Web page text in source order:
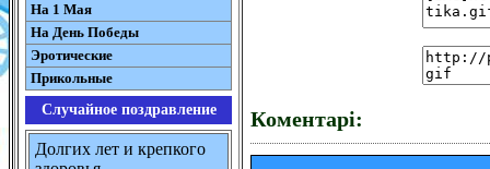
На 1 Мая
На День Победы
Эротические
Прикольные
Случайное поздравление
Долгих лет и крепкого
Коментарі: